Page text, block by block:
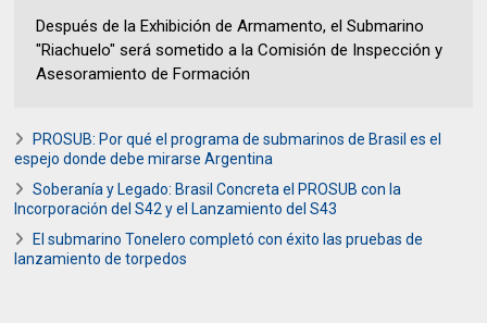
Después de la Exhibición de Armamento, el Submarino
"Riachuelo" será sometido a la Comisión de Inspección y
Asesoramiento de Formación
PROSUB: Por qué el programa de submarinos de Brasil es el
espejo donde debe mirarse Argentina
Soberanía y Legado: Brasil Concreta el PROSUB con la
Incorporación del S42 y el Lanzamiento del S43
El submarino Tonelero completó con éxito las pruebas de
lanzamiento de torpedos